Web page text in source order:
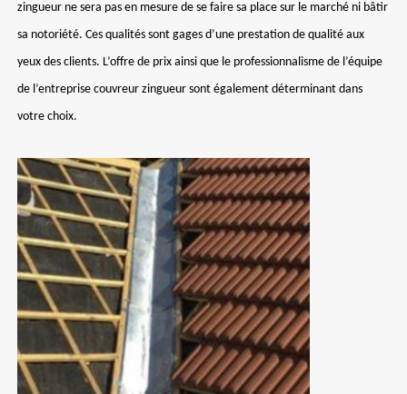
zingueur ne sera pas en mesure de se faire sa place sur le marché ni bâtir
sa notoriété. Ces qualités sont gages d’une prestation de qualité aux
yeux des clients. L’offre de prix ainsi que le professionnalisme de l’équipe
de l’entreprise couvreur zingueur sont également déterminant dans
votre choix.